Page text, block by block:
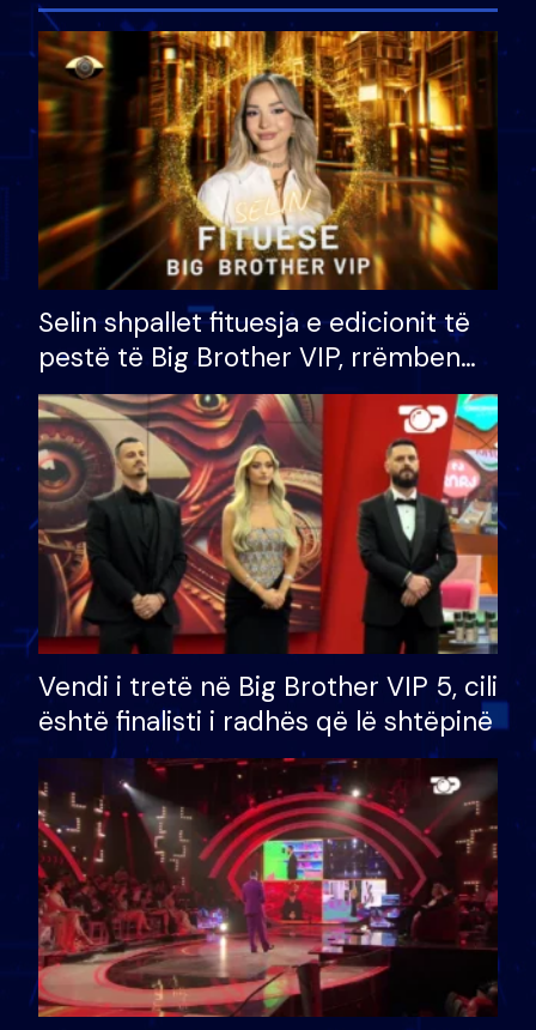
Selin shpallet fituesja e edicionit të
pestë të Big Brother VIP, rrëmben
çmimin e madh prej 100 mijë eurosh
Vendi i tretë në Big Brother VIP 5, cili
është finalisti i radhës që lë shtëpinë